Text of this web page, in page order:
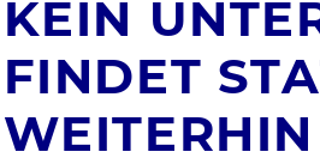
KEIN
FINDET